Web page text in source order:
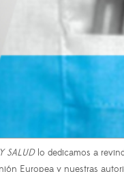
SALUDlo dedicamos a
Europea y nuestras